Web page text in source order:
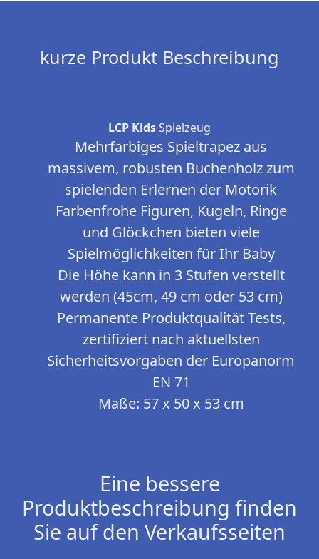
kurze Produkt Beschreibung
LCP KidsSpielzeug
Mehrfarbiges Spieltrapez aus
massivem, robusten Buchenholz zum
spielenden Erlernen der Motorik
Farbenfrohe Figuren, Kugeln, Ringe
und Glöckchen bieten viele
Spielmöglichkeiten für Ihr Baby
Die Höhe kann in 3 Stufen verstellt
werden (45cm, 49 cm oder 53 cm)
Permanente Produktqualität Tests,
zertifiziert nach aktuellsten
Sicherheitsvorgaben der Europanorm
EN 71
Maße: 57 x 50 x 53 cm
Eine bessere
Produktbeschreibung finden
Sie auf den Verkaufsseiten